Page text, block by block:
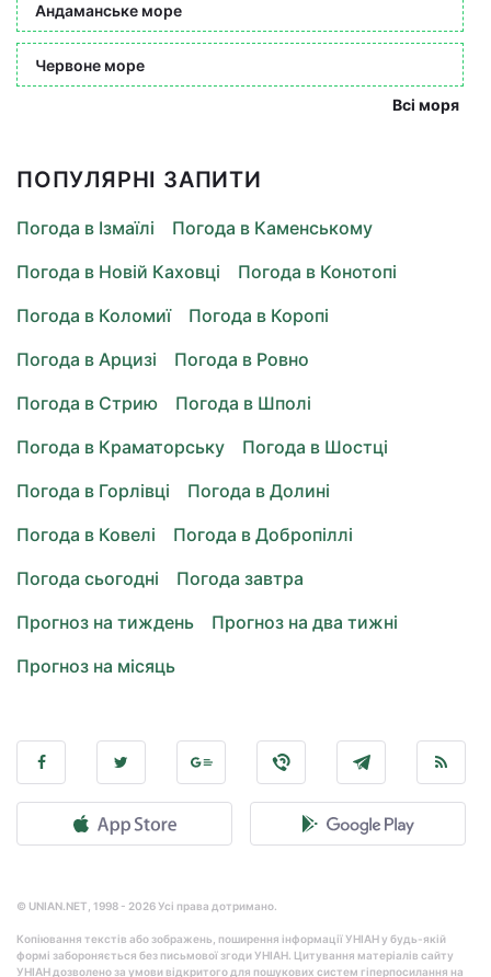
Андаманське море
Червоне море
Всі моря
ПОПУЛЯРНІ ЗАПИТИ
Погода в Ізмаїлі
Погода в Каменському
Погода в Новій Каховці
Погода в Конотопі
Погода в Коломиї
Погода в Коропі
Погода в Арцизі
Погода в Ровно
Погода в Стрию
Погода в Шполі
Погода в Краматорську
Погода в Шостці
Погода в Горлівці
Погода в Долині
Погода в Ковелі
Погода в Добропіллі
Погода сьогодні
Погода завтра
Прогноз на тиждень
Прогноз на два тижні
Прогноз на місяць
© UNIAN.NET, 1998 - 2026 Усі права дотримано.
Копіювання текстів або зображень, поширення інформації УНІАН у будь-якій
формі забороняється без письмової згоди УНІАН. Цитування матеріалів сайту
УНІАН дозволено за умови відкритого для пошукових систем гіперпосилання на